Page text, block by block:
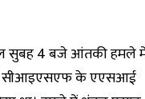
अल सुबह 4 बजे आंतकी हमले
सीआइएसएफ के एएसआई